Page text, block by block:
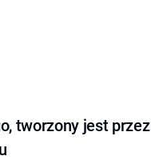
tworzony jest przez